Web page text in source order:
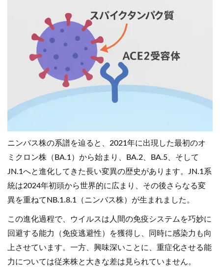
ニンバス株の系譜を辿ると、2021年に出現した最初のオ
ミクロン株（BA.1）から始まり、BA.2、BA.5、そして
JN.1へと進化してきた長い変異の歴史があります。JN.1系
統は2024年初頭から世界的に広まり、その後さらなる変
異を重ねてNB.1.8.1（ニンバス株）が生まれました。
この進化過程で、ウイルスは人間の免疫システムを巧妙に
回避する能力（免疫逃避性）を獲得し、同時に感染力も向
上させています。一方、興味深いことに、重症化させる能
力については従来株と大きな差は見られていません。